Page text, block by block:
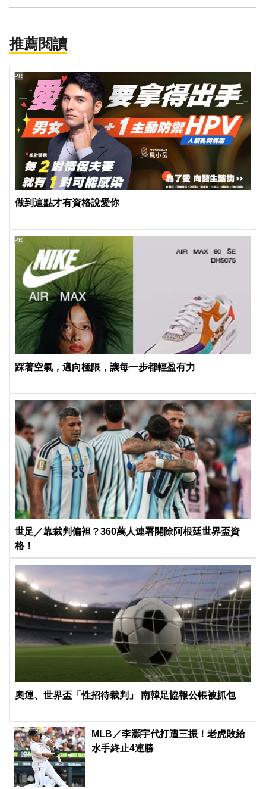
推薦閱讀
做到這點才有資格說愛你
PR
踩著空氣，邁向極限，讓每一步都輕盈有力
PR
世足／靠裁判偏袒？360萬人連署開除阿根廷世界盃資
格！
奧運、世界盃「性招待裁判」 南韓足協報公帳被抓包
MLB／李灝宇代打遭三振！老虎敗給
水手終止4連勝